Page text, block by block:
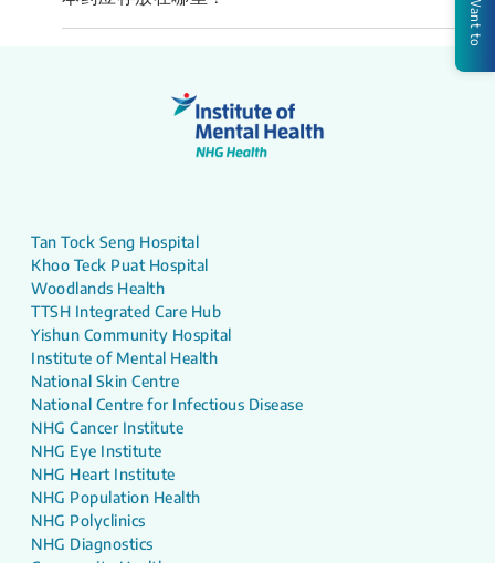
I Want to
Tan Tock Seng Hospital
Khoo Teck Puat Hospital
Woodlands Health
TTSH Integrated Care Hub
Yishun Community Hospital
Institute of Mental Health
National Skin Centre
National Centre for Infectious Disease
NHG Cancer Institute
NHG Eye Institute
NHG Heart Institute
NHG Population Health
NHG Polyclinics
NHG Diagnostics